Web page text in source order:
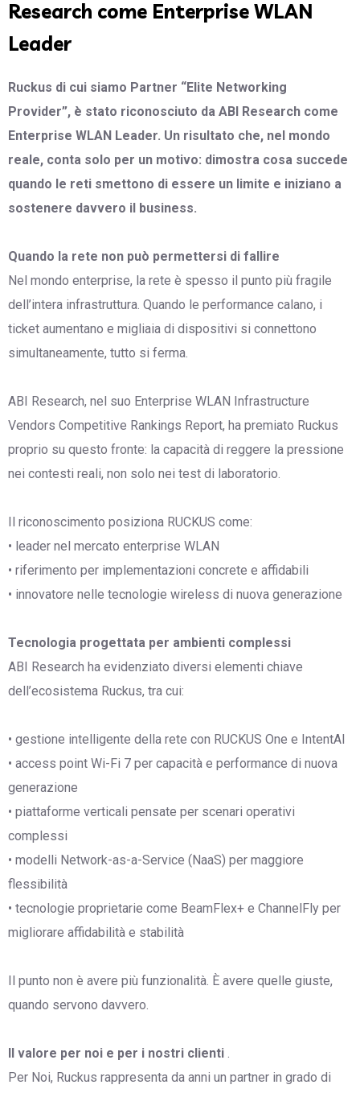
Research come Enterprise WLAN
Leader
Ruckus di cui siamo Partner “Elite Networking
Provider”, è stato riconosciuto da ABI Research come
Enterprise WLAN Leader. Un risultato che, nel mondo
reale, conta solo per un motivo: dimostra cosa succede
quando le reti smettono di essere un limite e iniziano a
sostenere davvero il business.
Quando la rete non può permettersi di fallire
Nel mondo enterprise, la rete è spesso il punto più fragile
dell’intera infrastruttura. Quando le performance calano, i
ticket aumentano e migliaia di dispositivi si connettono
simultaneamente, tutto si ferma.
ABI Research, nel suo Enterprise WLAN Infrastructure
Vendors Competitive Rankings Report, ha premiato Ruckus
proprio su questo fronte: la capacità di reggere la pressione
nei contesti reali, non solo nei test di laboratorio.
Il riconoscimento posiziona RUCKUS come:
• leader nel mercato enterprise WLAN
• riferimento per implementazioni concrete e affidabili
• innovatore nelle tecnologie wireless di nuova generazione
Tecnologia progettata per ambienti complessi
ABI Research ha evidenziato diversi elementi chiave
dell’ecosistema Ruckus, tra cui:
• gestione intelligente della rete con RUCKUS One e IntentAI
• access point Wi-Fi 7 per capacità e performance di nuova
generazione
• piattaforme verticali pensate per scenari operativi
complessi
• modelli Network-as-a-Service (NaaS) per maggiore
flessibilità
• tecnologie proprietarie come BeamFlex+ e ChannelFly per
migliorare affidabilità e stabilità
Il punto non è avere più funzionalità. È avere quelle giuste,
quando servono davvero.
Il valore per noi e per i nostri clienti .
Per Noi, Ruckus rappresenta da anni un partner in grado di